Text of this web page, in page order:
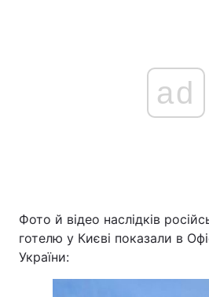
ad
Фото й відео наслідків
готелю у Києві показали в
України: